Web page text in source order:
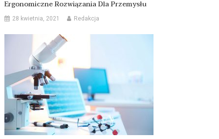
Ergonomiczne Rozwiązania Dla Przemysłu
28 kwietnia, 2021 Redakcja